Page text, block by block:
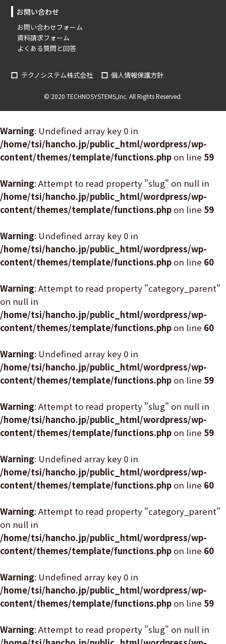
お問い合わせ
お問い合わせフォーム
資料請求フォーム
よくある質問と回答
テクノシステム株式会社 個人情報保護方針
© 2020 TECHNOSYSTEMS,Inc. All Rights Reserved.
Warning: Undefined array key 0 in
/home/tsi/hancho.jp/public_html/wordpress/wp-
content/themes/template/functions.php on line 59
Warning: Attempt to read property "slug" on null in
/home/tsi/hancho.jp/public_html/wordpress/wp-
content/themes/template/functions.php on line 59
Warning: Undefined array key 0 in
/home/tsi/hancho.jp/public_html/wordpress/wp-
content/themes/template/functions.php on line 60
Warning: Attempt to read property "category_parent"
on null in
/home/tsi/hancho.jp/public_html/wordpress/wp-
content/themes/template/functions.php on line 60
Warning: Undefined array key 0 in
/home/tsi/hancho.jp/public_html/wordpress/wp-
content/themes/template/functions.php on line 59
Warning: Attempt to read property "slug" on null in
/home/tsi/hancho.jp/public_html/wordpress/wp-
content/themes/template/functions.php on line 59
Warning: Undefined array key 0 in
/home/tsi/hancho.jp/public_html/wordpress/wp-
content/themes/template/functions.php on line 60
Warning: Attempt to read property "category_parent"
on null in
/home/tsi/hancho.jp/public_html/wordpress/wp-
content/themes/template/functions.php on line 60
Warning: Undefined array key 0 in
/home/tsi/hancho.jp/public_html/wordpress/wp-
content/themes/template/functions.php on line 59
Warning: Attempt to read property "slug" on null in